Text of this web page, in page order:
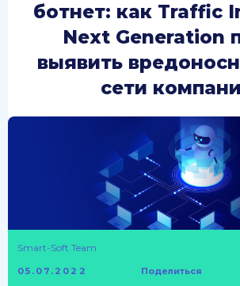
ботнет: как Traffic
Next Generation
выявить
сети
Smart-Soft Team
05.07.2022 Поделиться